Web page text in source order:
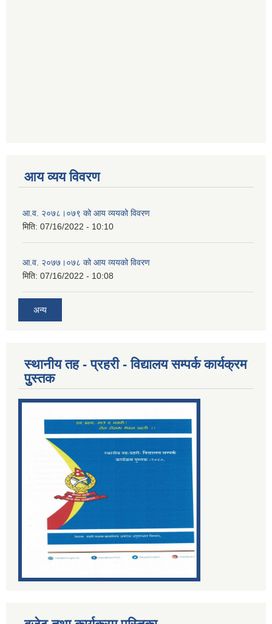
आय व्यय विवरण
आ.व. २०७८।०७९ को आय व्ययको विवरण
मिति: 07/16/2022 - 10:10
आ.व. २०७७।०७८ को आय व्ययको विवरण
मिति: 07/16/2022 - 10:08
अन्य
स्थानीय तह - प्रहरी - विद्यालय सम्पर्क कार्यक्रम
पुुस्तक